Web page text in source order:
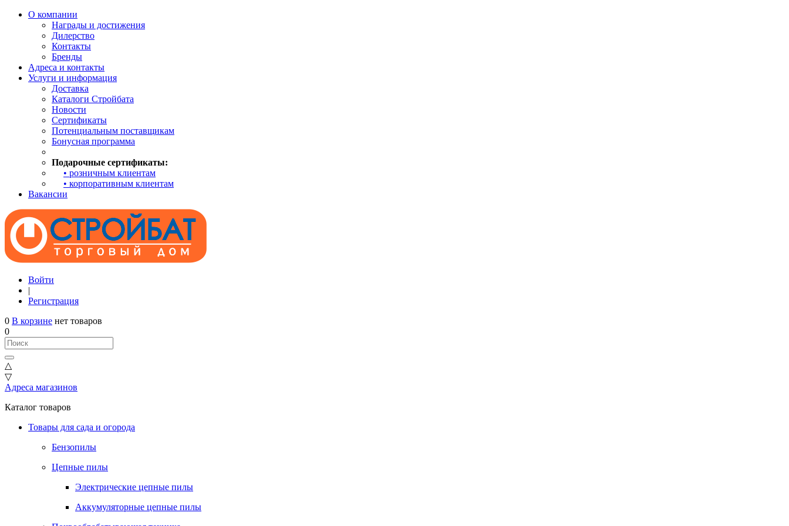
О компании
Награды и достижения
Дилерство
Контакты
Бренды
Адреса и контакты
Услуги и информация
Доставка
Каталоги Стройбата
Новости
Сертификаты
Потенциальным поставщикам
Бонусная программа
Подарочные сертификаты:
• розничным клиентам
• корпоративным клиентам
Вакансии
Войти
|
Регистрация
0 В корзине нет товаров
0
△
▽
Адреса магазинов
Каталог товаров
Товары для сада и огорода
Бензопилы
Цепные пилы
Электрические цепные пилы
Аккумуляторные цепные пилы